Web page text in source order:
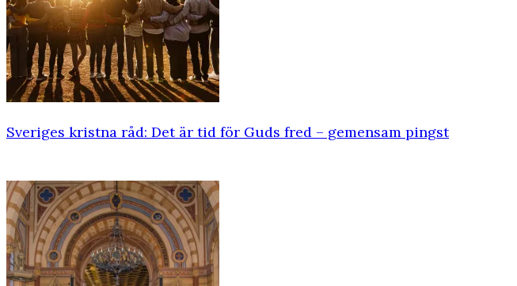
Sveriges kristna råd: Det är tid för Guds fred – gemensam pingst